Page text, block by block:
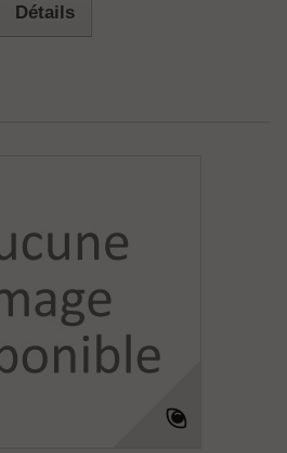
Détails